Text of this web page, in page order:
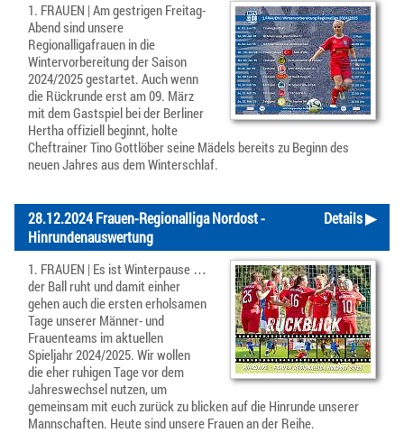
1. FRAUEN | Am gestrigen Freitag-
Abend sind unsere
Regionalligafrauen in die
Wintervorbereitung der Saison
2024/2025 gestartet. Auch wenn
die Rückrunde erst am 09. März
mit dem Gastspiel bei der Berliner
Hertha offiziell beginnt, holte
Cheftrainer Tino Gottlöber seine Mädels bereits zu Beginn des
neuen Jahres aus dem Winterschlaf.
Details ▶
28.12.2024 Frauen-Regionalliga Nordost -
Hinrundenauswertung
1. FRAUEN | Es ist Winterpause …
der Ball ruht und damit einher
gehen auch die ersten erholsamen
Tage unserer Männer- und
Frauenteams im aktuellen
Spieljahr 2024/2025. Wir wollen
die eher ruhigen Tage vor dem
Jahreswechsel nutzen, um
gemeinsam mit euch zurück zu blicken auf die Hinrunde unserer
Mannschaften. Heute sind unsere Frauen an der Reihe.